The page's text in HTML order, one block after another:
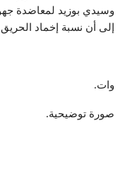
وسيدي بوزيد لمعاضدة
إلى أن نسبة إخماد الحريق قد بلغت
وات.
صورة توضيحية.